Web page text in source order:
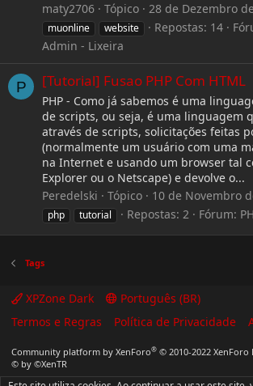
maty2706
Tópico 28 de Dezembro
muonline
website Repostas: 14
Admin - Lixeira
P [Tutorial] Fusao PHP Com HTML
PHP - Como já sabemos é uma
de scripts, ou seja, é uma linguagem
através de scripts, solicitações feitas
(normalmente um usuário com uma
na Internet e usando um browser tal
Explorer ou o Netscape) e devolve o...
Peredelski
Tópico 10 de Novembro
php
tutorial Repostas: 2 Fórum:
Tags
XPZone Dark
Português (BR)
Termos e Regras
Política de Privacidade
Community platform by XenForo® © 2010-2022 XenForo
© by ©XenTR